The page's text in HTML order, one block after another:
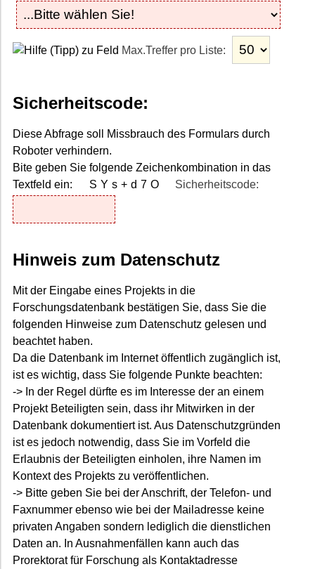
Max.Treffer pro Liste:
Sicherheitscode:
Diese Abfrage soll Missbrauch des Formulars durch
Roboter verhindern.
Bite geben Sie folgende Zeichenkombination in das
Textfeld ein:
SYs+d7O Sicherheitscode:
Hinweis zum Datenschutz
Mit der Eingabe eines Projekts in die
Forschungsdatenbank bestätigen Sie, dass Sie die
folgenden Hinweise zum Datenschutz gelesen und
beachtet haben.
Da die Datenbank im Internet öffentlich zugänglich ist,
ist es wichtig, dass Sie folgende Punkte beachten:
-> In der Regel dürfte es im Interesse der an einem
Projekt Beteiligten sein, dass ihr Mitwirken in der
Datenbank dokumentiert ist. Aus Datenschutzgründen
ist es jedoch notwendig, dass Sie im Vorfeld die
Erlaubnis der Beteiligten einholen, ihre Namen im
Kontext des Projekts zu veröffentlichen.
-> Bitte geben Sie bei der Anschrift, der Telefon- und
Faxnummer ebenso wie bei der Mailadresse keine
privaten Angaben sondern lediglich die dienstlichen
Daten an. In Ausnahmenfällen kann auch das
Prorektorat für Forschung als Kontaktadresse